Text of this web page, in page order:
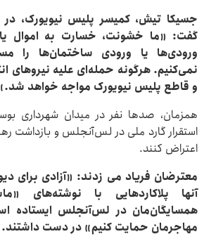
جسیکا تیش، کمیسر پلیس نیویورک،
گفت: «ما خشونت، خسارت به اموال یا
ورودی‌ها یا ورودی ساختمان‌ها را
نمی‌کنیم. هرگونه حمله‌ای علیه نیروهای
و قاطع پلیس نیویورک مواجه خواهد
همزمان، صدها نفر در میدان شهرداری
استقرار گارد ملی در لس‌آنجلس و بازداشت
اعتراض کنند.
معترضان فریاد می زدند: «آزادی برای
آنها پلاکاردهایی با نوشته‌های
همسایگان‌مان در لس‌آنجلس ایستاده
مهاجرمان حمایت کنیم» در دست داشتند.